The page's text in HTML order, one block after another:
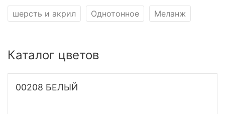
шерсть и акрил Однотонное Меланж
Каталог цветов
00208 БЕЛЫЙ